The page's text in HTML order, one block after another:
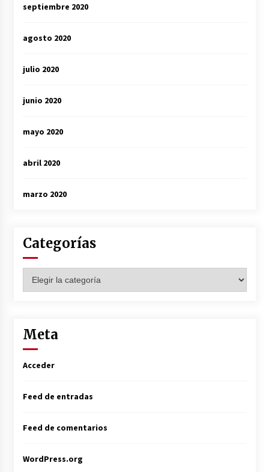
septiembre 2020
agosto 2020
julio 2020
junio 2020
mayo 2020
abril 2020
marzo 2020
Categorías
Meta
Acceder
Feed de entradas
Feed de comentarios
WordPress.org